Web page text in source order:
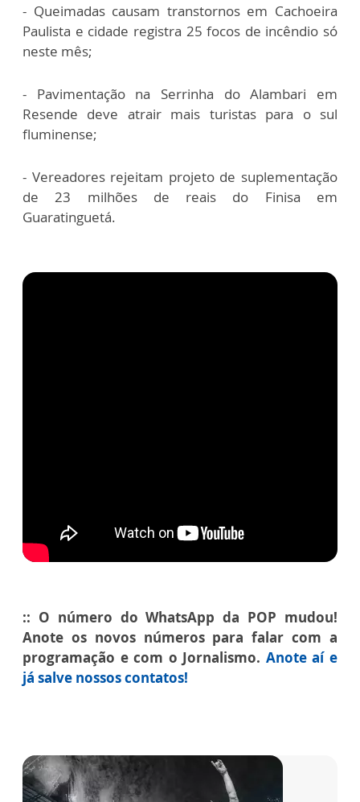
- Queimadas causam transtornos em Cachoeira
Paulista e cidade registra 25 focos de incêndio só
neste mês;
- Pavimentação na Serrinha do Alambari em
Resende deve atrair mais turistas para o sul
fluminense;
- Vereadores rejeitam projeto de suplementação
de 23 milhões de reais do Finisa em
Guaratinguetá.
:: O número do WhatsApp da POP mudou!
Anote os novos números para falar com a
programação e com o Jornalismo. Anote aí e
já salve nossos contatos!